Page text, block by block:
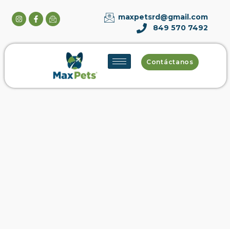
maxpetsrd@gmail.com
849 570 7492
Contáctanos